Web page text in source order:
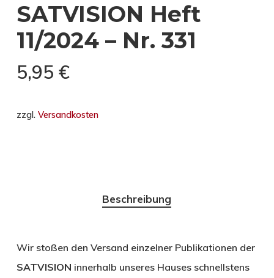
SATVISION Heft
11/2024 – Nr. 331
5,95 €
zzgl. Versandkosten
Beschreibung
Wir stoßen den Versand einzelner Publikationen der
SATVISION innerhalb unseres Hauses schnellstens